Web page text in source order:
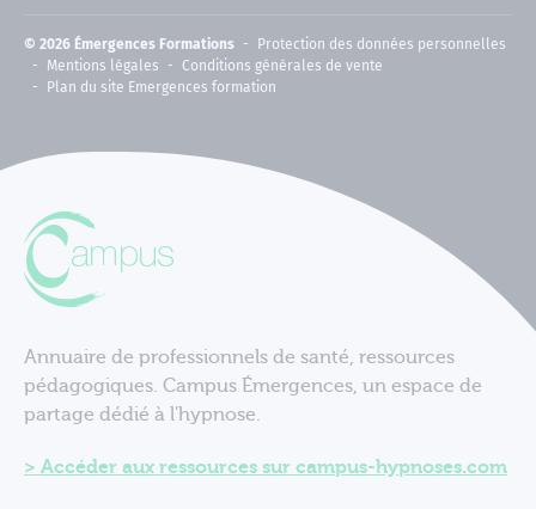
© 2026 Émergences Formations
Protection des données personnelles
Mentions légales
Conditions générales de vente
Plan du site Emergences formation
Annuaire de professionnels de santé, ressources
pédagogiques. Campus Émergences, un espace de
partage dédié à l'hypnose.
Accéder aux ressources sur campus-hypnoses.com